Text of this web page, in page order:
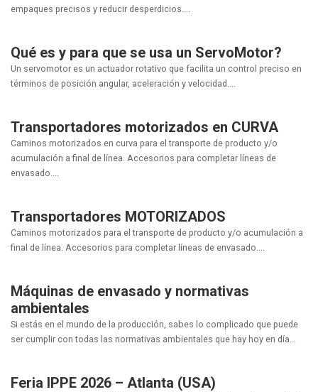
empaques precisos y reducir desperdicios....
Qué es y para que se usa un ServoMotor?
Un servomotor es un actuador rotativo que facilita un control preciso en
términos de posición angular, aceleración y velocidad....
Transportadores motorizados en CURVA
Caminos motorizados en curva para el transporte de producto y/o
acumulación a final de línea. Accesorios para completar líneas de
envasado....
Transportadores MOTORIZADOS
Caminos motorizados para el transporte de producto y/o acumulación a
final de línea. Accesorios para completar líneas de envasado....
Máquinas de envasado y normativas
ambientales
Si estás en el mundo de la producción, sabes lo complicado que puede
ser cumplir con todas las normativas ambientales que hay hoy en día...
Feria IPPE 2026 – Atlanta (USA)